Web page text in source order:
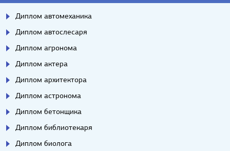
Диплом автомеханика
Диплом автослесаря
Диплом агронома
Диплом актера
Диплом архитектора
Диплом астронома
Диплом бетонщика
Диплом библиотекаря
Диплом биолога